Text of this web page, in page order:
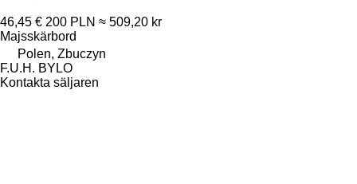
46,45 € 200 PLN ≈ 509,20 kr
Majsskärbord
Polen, Zbuczyn
F.U.H. BYLO
Kontakta säljaren